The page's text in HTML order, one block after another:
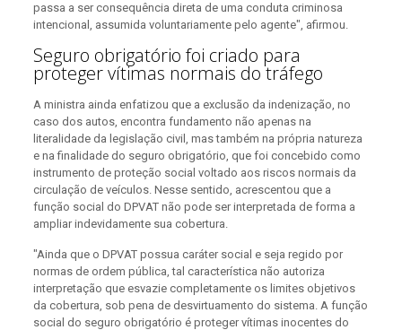
passa a ser consequência direta de uma conduta criminosa
intencional, assumida voluntariamente pelo agente", afirmou.
Seguro obrigatório foi criado para
proteger vítimas normais do tráfego
A ministra ainda enfatizou que a exclusão da indenização, no
caso dos autos, encontra fundamento não apenas na
literalidade da legislação civil, mas também na própria natureza
e na finalidade do seguro obrigatório, que foi concebido como
instrumento de proteção social voltado aos riscos normais da
circulação de veículos. Nesse sentido, acrescentou que a
função social do DPVAT não pode ser interpretada de forma a
ampliar indevidamente sua cobertura.
"Ainda que o DPVAT possua caráter social e seja regido por
normas de ordem pública, tal característica não autoriza
interpretação que esvazie completamente os limites objetivos
da cobertura, sob pena de desvirtuamento do sistema. A função
social do seguro obrigatório é proteger vítimas inocentes do